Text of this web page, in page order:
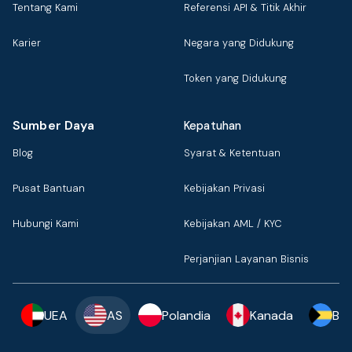
Tentang Kami
Karier
Referensi API & Titik Akhir
Negara yang Didukung
Token yang Didukung
Sumber Daya
Blog
Pusat Bantuan
Hubungi Kami
Kepatuhan
Syarat & Ketentuan
Kebijakan Privasi
Kebijakan AML / KYC
Perjanjian Layanan Bisnis
UEA AS Polandia Kanada